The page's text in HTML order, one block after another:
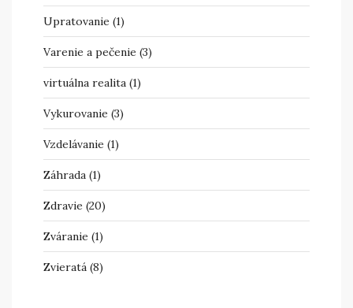
Upratovanie (1)
Varenie a pečenie (3)
virtuálna realita (1)
Vykurovanie (3)
Vzdelávanie (1)
Záhrada (1)
Zdravie (20)
Zváranie (1)
Zvieratá (8)